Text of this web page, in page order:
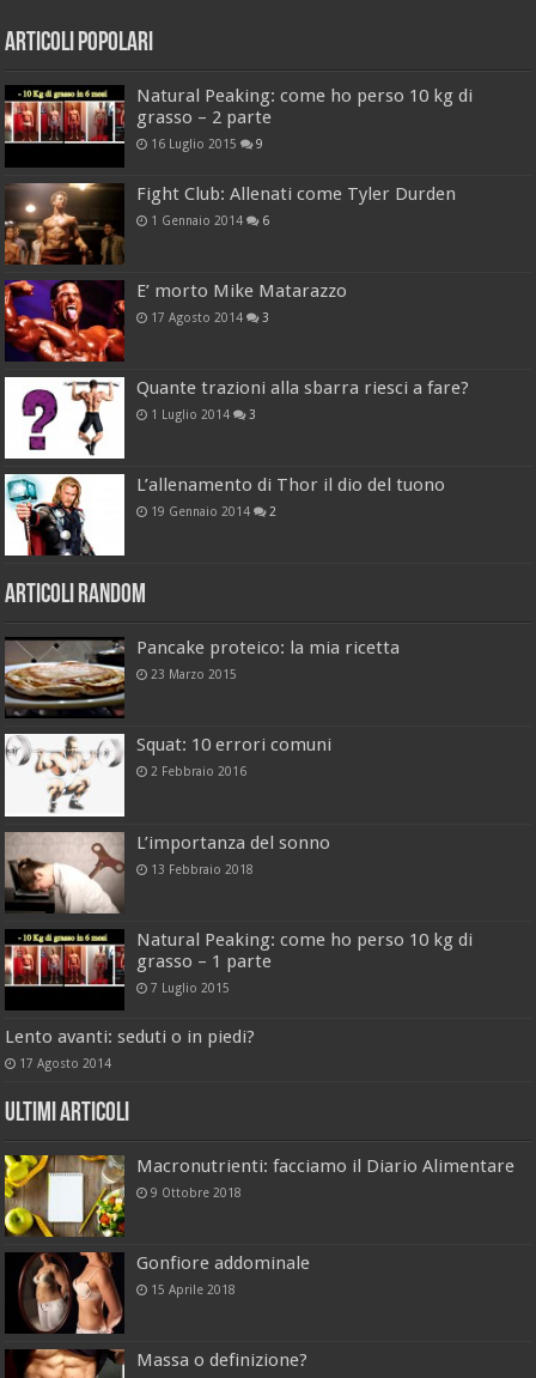
Articoli Popolari
Natural Peaking: come ho perso 10 kg di
grasso – 2 parte
16 Luglio 2015 9
Fight Club: Allenati come Tyler Durden
1 Gennaio 2014 6
E’ morto Mike Matarazzo
17 Agosto 2014 3
Quante trazioni alla sbarra riesci a fare?
1 Luglio 2014 3
L’allenamento di Thor il dio del tuono
19 Gennaio 2014 2
Articoli Random
Pancake proteico: la mia ricetta
23 Marzo 2015
Squat: 10 errori comuni
2 Febbraio 2016
L’importanza del sonno
13 Febbraio 2018
Natural Peaking: come ho perso 10 kg di
grasso – 1 parte
7 Luglio 2015
Lento avanti: seduti o in piedi?
17 Agosto 2014
Ultimi Articoli
Macronutrienti: facciamo il Diario Alimentare
9 Ottobre 2018
Gonfiore addominale
15 Aprile 2018
Massa o definizione?